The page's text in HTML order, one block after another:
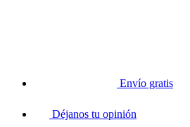
Envío gratis
Déjanos tu opinión